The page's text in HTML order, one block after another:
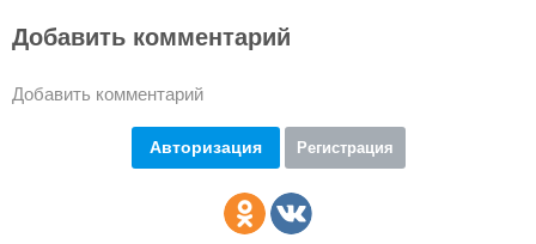
Добавить комментарий
Добавить комментарий
Авторизация Регистрация